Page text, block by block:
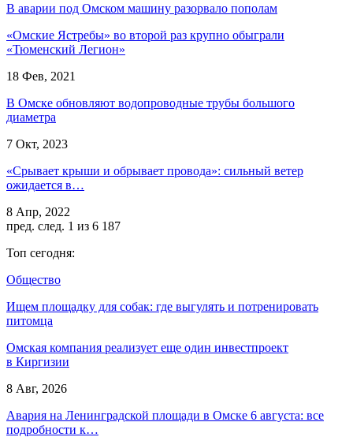
В аварии под Омском машину разорвало пополам
«Омские Ястребы» во второй раз крупно обыграли
«Тюменский Легион»
18 Фев, 2021
В Омске обновляют водопроводные трубы большого
диаметра
7 Окт, 2023
«Срывает крыши и обрывает провода»: сильный ветер
ожидается в…
8 Апр, 2022
пред. след. 1 из 6 187
Топ сегодня:
Общество
Ищем площадку для собак: где выгулять и потренировать
питомца
Омская компания реализует еще один инвестпроект
в Киргизии
8 Авг, 2026
Авария на Ленинградской площади в Омске 6 августа: все
подробности к…